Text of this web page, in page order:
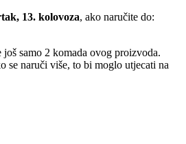
13. kolovoza, ako naručite do:
još samo 2 komada ovog proizvoda.
se naruči više, to bi moglo utjecati na